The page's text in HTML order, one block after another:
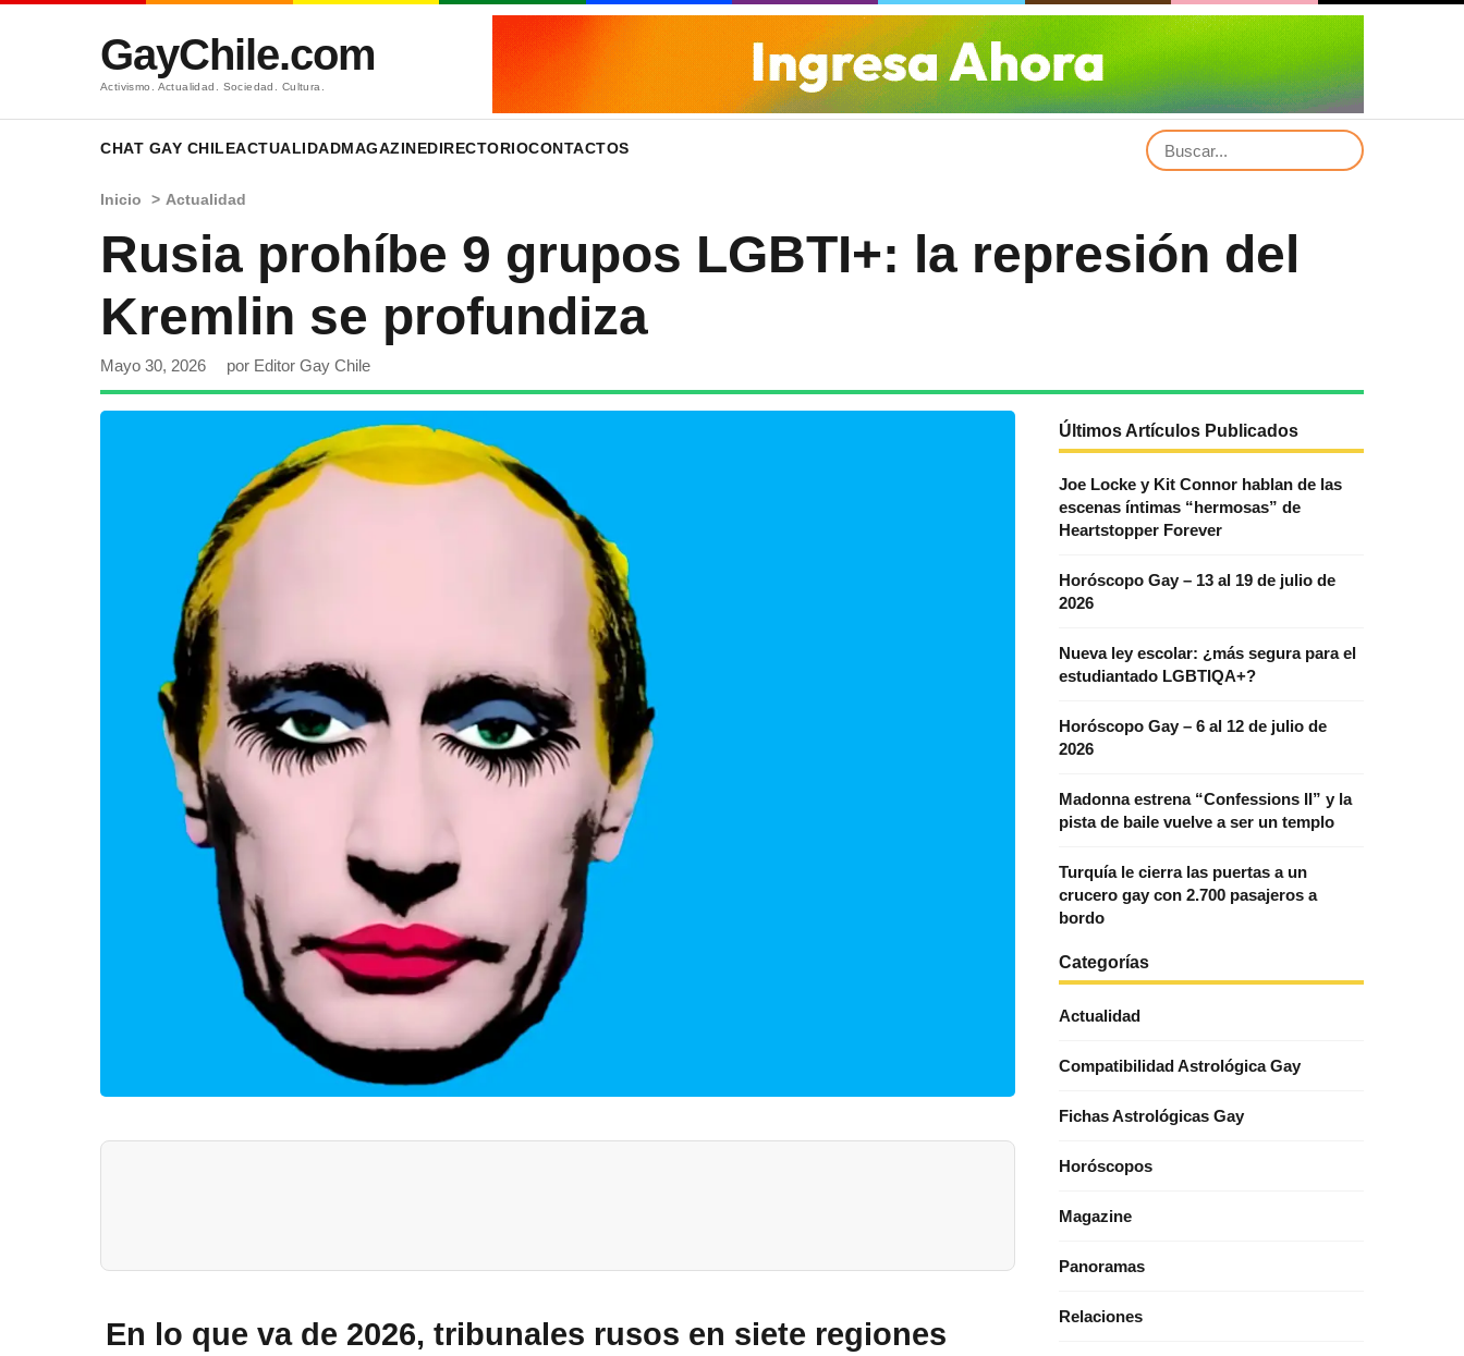
GayChile.com
Activismo. Actualidad. Sociedad. Cultura.
CHAT GAY CHILEACTUALIDADMAGAZINEDIRECTORIOCONTACTOS
Inicio > Actualidad
Rusia prohíbe 9 grupos LGBTI+: la represión del
Kremlin se profundiza
Mayo 30, 2026 por Editor Gay Chile
En lo que va de 2026, tribunales rusos en siete regiones
Últimos Artículos Publicados
Joe Locke y Kit Connor hablan de las
escenas íntimas “hermosas” de
Heartstopper Forever
Horóscopo Gay – 13 al 19 de julio de
2026
Nueva ley escolar: ¿más segura para el
estudiantado LGBTIQA+?
Horóscopo Gay – 6 al 12 de julio de
2026
Madonna estrena “Confessions II” y la
pista de baile vuelve a ser un templo
Turquía le cierra las puertas a un
crucero gay con 2.700 pasajeros a
bordo
Categorías
Actualidad
Compatibilidad Astrológica Gay
Fichas Astrológicas Gay
Horóscopos
Magazine
Panoramas
Relaciones